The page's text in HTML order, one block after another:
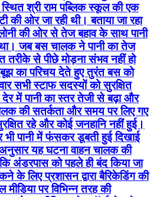
श्री राम पब्लिक स्कूल की एक
ओर जा रही थी। बताया जा रहा
की ओर से तेज बहाव के साथ पानी
जब बस चालक ने पानी का तेज
तरीके से पीछे मोड़ना संभव नहीं हो
का परिचय देते हुए तुरंत बस को
सभी स्टाफ सदस्यों को सुरक्षित
में पानी का स्तर तेजी से बढ़ा और
की सतर्कता और समय पर लिए गए
रहे और कोई जनहानि नहीं हुई।
पानी में फंसकर डूबती हुई दिखाई
यह घटना वाहन चालक की
अंडरपास को पहले ही बंद किया जा
के लिए प्रशासन द्वारा बैरिकेडिंग की
पर विभिन्न तरह की